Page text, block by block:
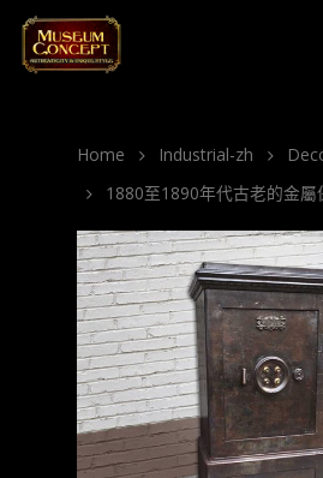
Home Industrial-zh
1880至1890年代古老的金屬